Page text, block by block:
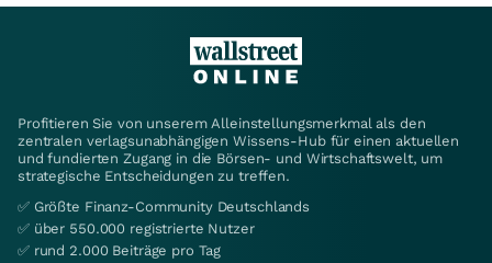
Profitieren Sie von unserem Alleinstellungsmerkmal als den
zentralen verlagsunabhängigen Wissens-Hub für einen aktuellen
und fundierten Zugang in die Börsen- und Wirtschaftswelt, um
strategische Entscheidungen zu treffen.
✅ Größte Finanz-Community Deutschlands
✅ über 550.000 registrierte Nutzer
✅ rund 2.000 Beiträge pro Tag